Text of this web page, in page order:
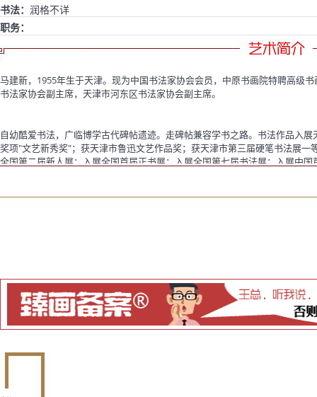
书法： 润格不详
职务：
马建新，1955年生于天津。现为中国书法家协会会员，中原书画院特聘高级
书法家协会副主席，天津市河东区书法家协会副主席。
自幼酷爱书法，广临博学古代碑帖遗迹。走碑帖兼容学书之路。书法作品入
奖项"文艺新秀奖"；获天津市鲁迅文艺作品奖；获天津市第三届硬笔书法展
全国第二届新人展；入展全国首届正书展；入展全国第七届书法展；入展中